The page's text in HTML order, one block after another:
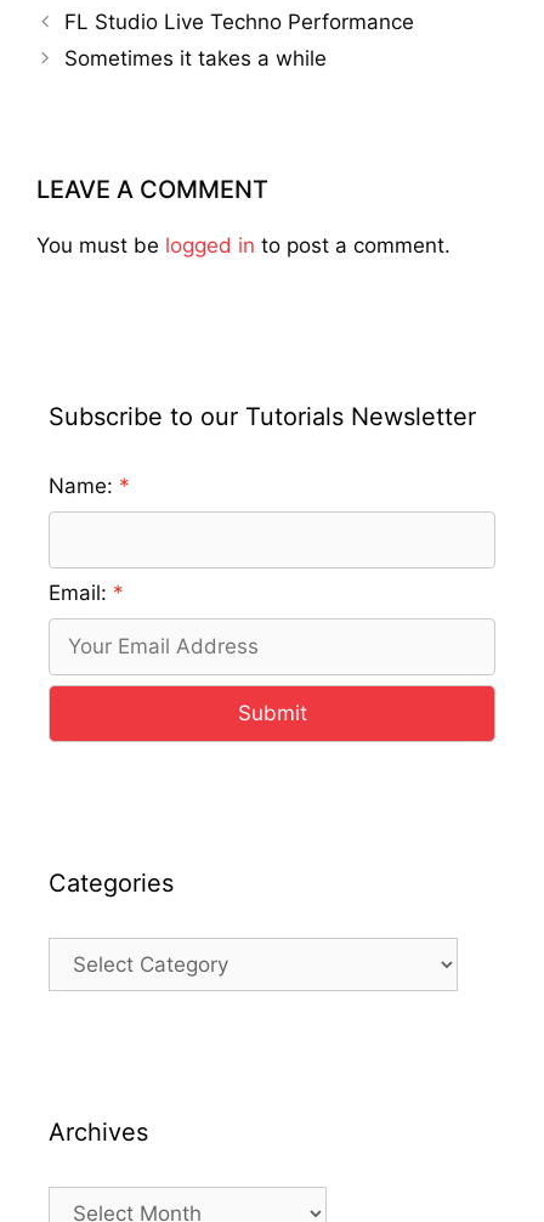
FL Studio Live Techno Performance
Sometimes it takes a while
LEAVE A COMMENT
You must be logged in to post a comment.
Subscribe to our Tutorials Newsletter
Name:
Email:
Submit
Categories
Categories
Archives
Archives